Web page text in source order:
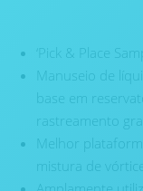
‘Pick & Place
Manuseio de
base em
rastreamento
Melhor
mistura de